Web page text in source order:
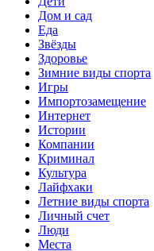
Дом и сад
Еда
Звёзды
Здоровье
Зимние виды спорта
Игры
Импортозамещение
Интернет
Истории
Компании
Криминал
Культура
Лайфхаки
Летние виды спорта
Личный счет
Люди
Места